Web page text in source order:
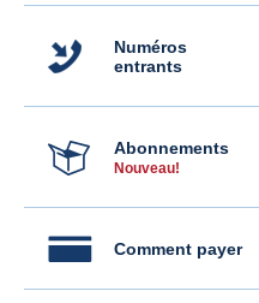
Numéros
entrants
Abonnements
Nouveau!
Comment payer